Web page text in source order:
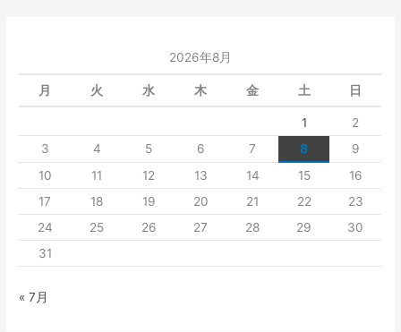
2026年8月
月 火 水 木 金 土 日
1
2
3
4 5 6 7 8
9
10
11 12 13 14 15
16
17
18 19 20 21 22
23
24
25 26 27 28 29
30
31
« 7月